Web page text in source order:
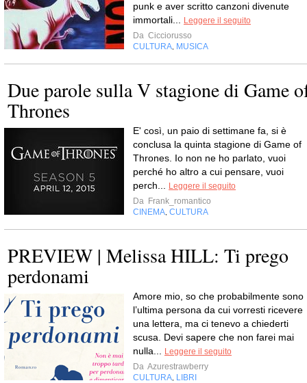
punk e aver scritto canzoni divenute
immortali...
Leggere il seguito
Da Cicciorusso
CULTURA MUSICA
Due parole sulla V stagione di Game
Thrones
E' così, un paio di settimane fa, si è
conclusa la quinta stagione di Game of
Thrones. Io non ne ho parlato, vuoi
perché ho altro a cui pensare, vuoi
perch...
Leggere il seguito
Da Frank_romantico
CINEMA CULTURA
PREVIEW | Melissa HILL: Ti prego
perdonami
Amore mio, so che probabilmente sono
l’ultima persona da cui vorresti ricevere
una lettera, ma ci tenevo a chiederti
scusa. Devi sapere che non farei mai
nulla...
Leggere il seguito
Da Azurestrawberry
CULTURA LIBRI